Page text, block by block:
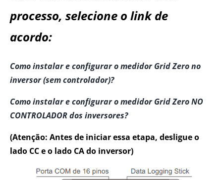
processo, selecione o link de
acordo:
Como instalar e configurar o medidor Grid Zero no
inversor (sem controlador)?
Como instalar e configurar o medidor Grid Zero NO
CONTROLADOR dos inversores?
(Atenção: Antes de iniciar essa etapa, desligue o
lado CC e o lado CA do inversor)